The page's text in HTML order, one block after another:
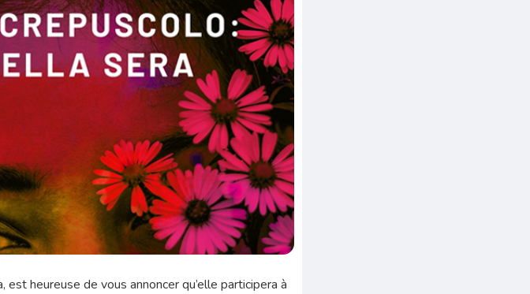
heureuse de vous annoncer qu’elle participera à